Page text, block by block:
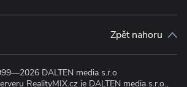
Zpět nahoru
DALTEN media s.r.o
RealityMIX.cz je DALTEN media s.r.o.,